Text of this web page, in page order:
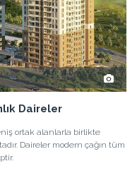
Daireler
ortak alanlarla birlikte
Daireler modern çağın tüm